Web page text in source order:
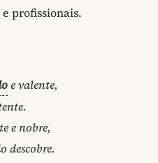
e profissionais.
e valente,
e nobre,
descobre.